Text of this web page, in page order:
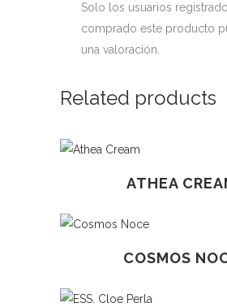
Solo los usuarios
comprado este producto
una valoración.
Related products
ATHEA
COSMOS